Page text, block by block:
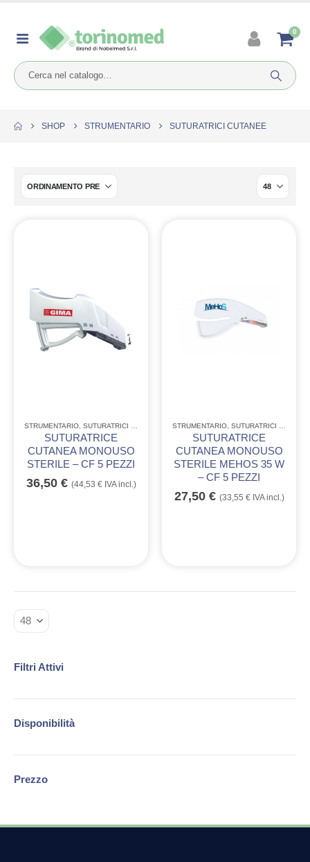
0
SHOP STRUMENTARIO SUTURATRICI CUTANEE
STRUMENTARIO, SUTURATRICI CUTANEE
SUTURATRICE
CUTANEA MONOUSO
STERILE – CF 5 PEZZI
36,50 € (44,53 €IVA incl.)
STRUMENTARIO, SUTURATRICI CUTANEE
SUTURATRICE
CUTANEA MONOUSO
STERILE MEHOS 35 W
– CF 5 PEZZI
27,50 € (33,55 €IVA incl.)
Filtri Attivi
Disponibilità
Prezzo